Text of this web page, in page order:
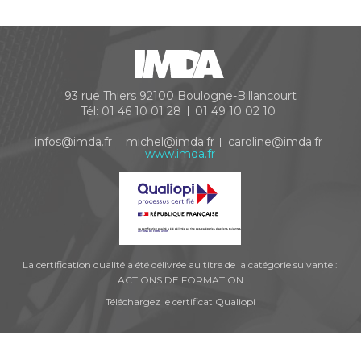
93 rue Thiers 92100 Boulogne-Billancourt
Tél: 01 46 10 01 28 01 49 10 02 10
infos@imda.fr michel@imda.fr caroline@imda.fr
www.imda.fr
La certification qualité a été délivrée au titre de la catégorie suivante :
ACTIONS DE FORMATION
Téléchargez le certificat Qualiopi